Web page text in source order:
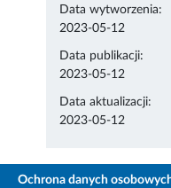
Data wytworzenia:
2023-05-12
Data publikacji:
2023-05-12
Data aktualizacji:
2023-05-12
Ochrona danych